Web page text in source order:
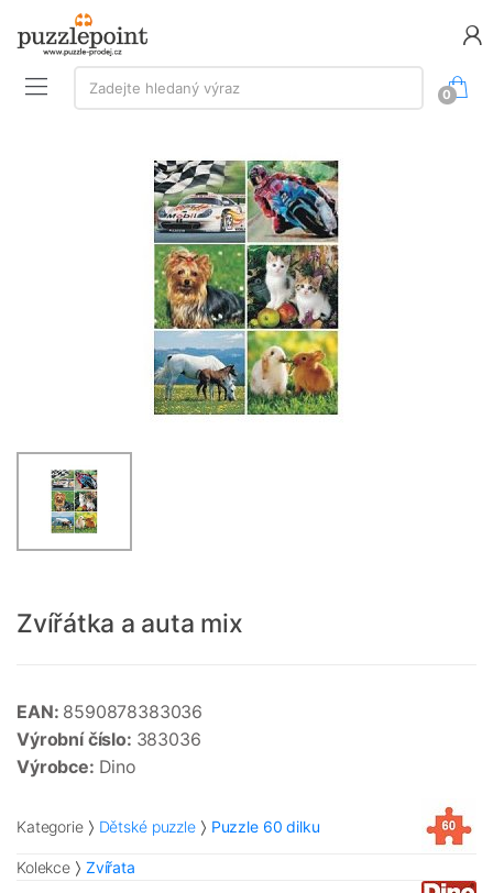
Vyhledávání:
Zadejte hledaný výraz
0
Zvířátka a auta mix
EAN: 8590878383036
Výrobní číslo: 383036
Výrobce: Dino
Kategorie Dětské puzzle Puzzle 60 dilku
Kolekce Zvířata